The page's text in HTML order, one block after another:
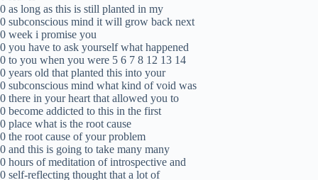
0 as long as this is still planted in my
0 subconscious mind it will grow back next
0 week i promise you
0 you have to ask yourself what happened
0 to you when you were 5 6 7 8 12 13 14
0 years old that planted this into your
0 subconscious mind what kind of void was
0 there in your heart that allowed you to
0 become addicted to this in the first
0 place what is the root cause
0 the root cause of your problem
0 and this is going to take many many
0 hours of meditation of introspective and
0 self-reflecting thought that a lot of